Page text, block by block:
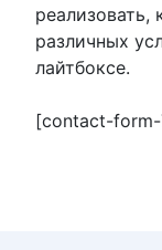
реализовать,
различных
лайтбоксе.
[contact-form-